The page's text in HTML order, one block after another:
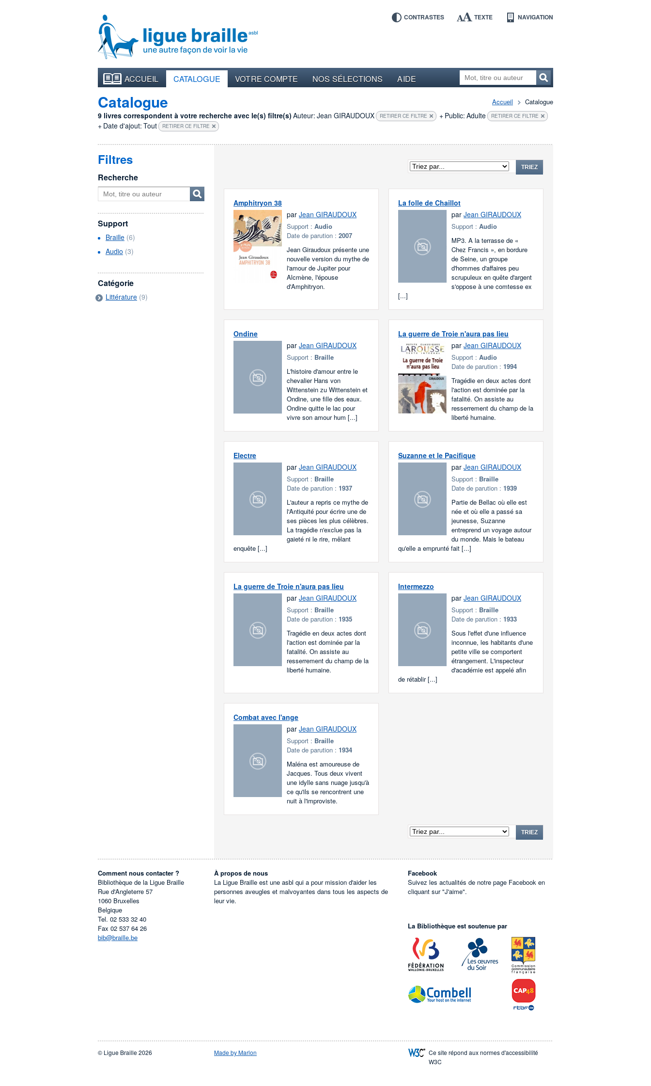
CONTRASTES TEXTE NAVIGATION
ACCUEIL CATALOGUE VOTRE COMPTE NOS SÉLECTIONS AIDE
Accueil Catalogue
Catalogue
9 livres correspondent à votre recherche avec le(s) filtre(s) Auteur: Jean GIRAUDOUX RETIRER CE FILTRE + Public: Adulte RETIRER CE FILTRE
+ Date d'ajout: Tout RETIRER CE FILTRE
TRIEZ
Amphitryon 38
parJean GIRAUDOUX
Support :Audio
Date de parution :2007
Jean Giraudoux présente une
nouvelle version du mythe de
l'amour de Jupiter pour
Alcmène, l'épouse
d'Amphitryon.
La folle de Chaillot
par Jean GIRAUDOUX
Support : Audio
MP3. A la terrasse de «
Chez Francis », en bordure
de Seine, un groupe
d'hommes d'affaires peu
scrupuleux en quête d'argent
s'oppose à une comtesse ex
[...]
Ondine
parJean GIRAUDOUX
Support : Braille
L'histoire d'amour entre le
chevalier Hans von
Wittenstein zu Wittenstein et
Ondine, une fille des eaux.
Ondine quitte le lac pour
vivre son amour hum [...]
La guerre de Troie n'aura pas lieu
par Jean GIRAUDOUX
Support : Audio
Date de parution : 1994
Tragédie en deux actes dont
l'action est dominée par la
fatalité. On assiste au
resserrement du champ de la
liberté humaine.
Electre
parJean GIRAUDOUX
Support : Braille
Date de parution : 1937
L'auteur a repris ce mythe de
l'Antiquité pour écrire une de
ses pièces les plus célèbres.
La tragédie n'exclue pas la
gaieté ni le rire, mêlant
enquête [...]
Suzanne et le Pacifique
par Jean GIRAUDOUX
Support : Braille
Date de parution : 1939
Partie de Bellac où elle est
née et où elle a passé sa
jeunesse, Suzanne
entreprend un voyage autour
du monde. Mais le bateau
qu'elle a emprunté fait [...]
La guerre de Troie n'aura pas lieu
parJean GIRAUDOUX
Support : Braille
Date de parution : 1935
Tragédie en deux actes dont
l'action est dominée par la
fatalité. On assiste au
resserrement du champ de la
liberté humaine.
Intermezzo
par Jean GIRAUDOUX
Support : Braille
Date de parution : 1933
Sous l'effet d'une influence
inconnue, les habitants d'une
petite ville se comportent
étrangement. L'inspecteur
d'académie est appelé afin
de rétablir [...]
Combat avec l'ange
parJean GIRAUDOUX
Support : Braille
Date de parution : 1934
Maléna est amoureuse de
Jacques. Tous deux vivent
une idylle sans nuage jusqu'à
ce qu'ils se rencontrent une
nuit à l'improviste.
TRIEZ
Filtres
Recherche
Support
Braille (6)
Audio (3)
Catégorie
Littérature (9)
Comment nous contacter ?
Bibliothèque de la Ligue Braille
Rue d'Angleterre 57
1060 Bruxelles
Belgique
Tel. 02 533 32 40
Fax 02 537 64 26
bib@braille.be
À propos de nous
La Ligue Braille est une asbl qui a pour mission d'aider les
personnes aveugles et malvoyantes dans tous les aspects de
leur vie.
Facebook
Suivez les actualités de notre page Facebook en
cliquant sur "J'aime".
La Bibliothèque est soutenue par
© Ligue Braille 2026 Made by Marlon
Ce site répond aux normes d'accessibilité
W3C